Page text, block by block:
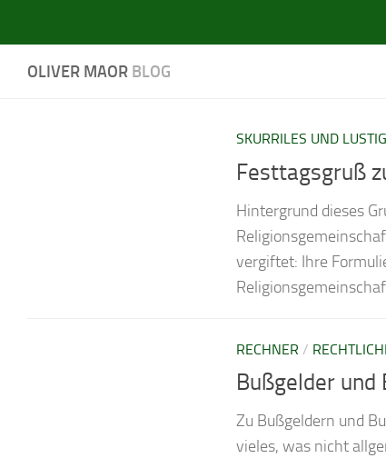
OLIVER MAOR BLOG
SKURRILES UND
Festtagsgruß
Hintergrund dieses
vergiftet: Ihre
RECHNER /
Bußgelder
Zu Bußgeldern und
vieles, was nicht